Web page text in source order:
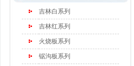
吉林白系列
吉林红系列
火烧板系列
锯沟板系列